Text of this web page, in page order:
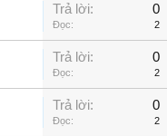
Trả lời: 0
Đọc: 2
Trả lời: 0
Đọc: 2
Trả lời: 0
Đọc: 2